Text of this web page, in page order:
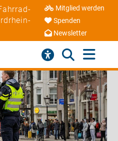
Mitglied werden
Spenden
Newsletter